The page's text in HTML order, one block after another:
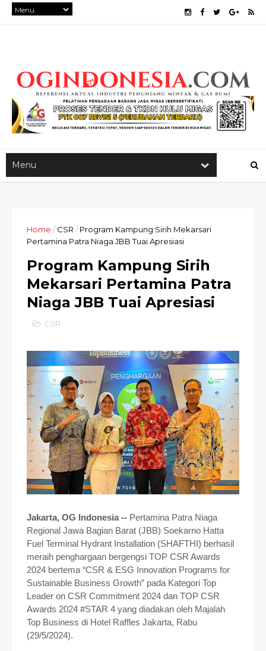
Home / CSR / Program Kampung Sirih Mekarsari
Pertamina Patra Niaga JBB Tuai Apresiasi
Program Kampung Sirih
Mekarsari Pertamina Patra
Niaga JBB Tuai Apresiasi
CSR
Jakarta, OG Indonesia -- Pertamina Patra Niaga
Regional Jawa Bagian Barat (JBB) Soekarno Hatta
Fuel Terminal Hydrant Installation (SHAFTHI) berhasil
meraih penghargaan bergengsi TOP CSR Awards
2024 bertema “CSR & ESG Innovation Programs for
Sustainable Business Growth” pada Kategori Top
Leader on CSR Commitment 2024 dan TOP CSR
Awards 2024 #STAR 4 yang diadakan oleh Majalah
Top Business di Hotel Raffles Jakarta, Rabu
(29/5/2024).